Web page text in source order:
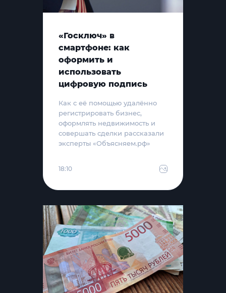
«Госключ» в
смартфоне: как
оформить и
использовать
цифровую подпись
Как с её помощью удалённо
регистрировать бизнес,
оформлять недвижимость и
совершать сделки рассказали
эксперты «Объясняем.рф»
18:10